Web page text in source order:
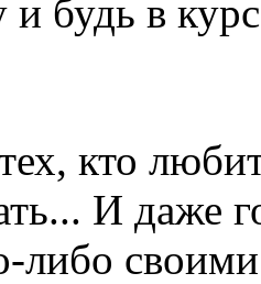
будь в
кто
И даже
либо